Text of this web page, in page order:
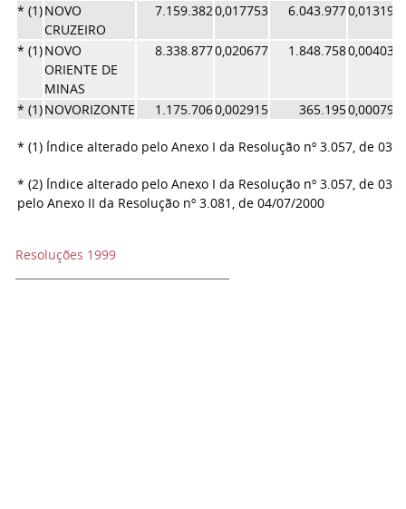
* (1)NOVO
CRUZEIRO
7.159.3820,017753 6.043.9770,013191
* (1)NOVO
ORIENTE DE
MINAS
8.338.8770,020677 1.848.7580,004035
* (1)NOVORIZONTE 1.175.7060,002915 365.1950,000797
* (1) Índice alterado pelo Anexo I da Resolução nº 3.057, de 03/
* (2) Índice alterado pelo Anexo I da Resolução nº 3.057, de 03/
pelo Anexo II da Resolução nº 3.081, de 04/07/2000
Resoluções 1999